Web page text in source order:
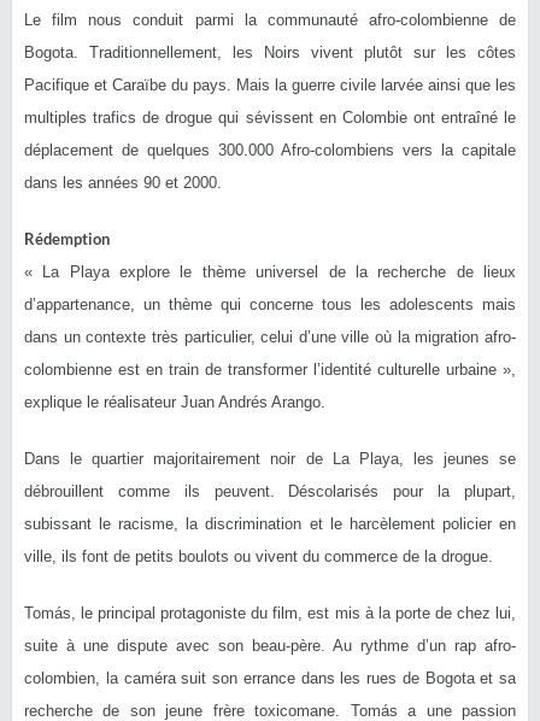
Le film nous conduit parmi la communauté afro-colombienne de
Bogota. Traditionnellement, les Noirs vivent plutôt sur les côtes
Pacifique et Caraïbe du pays. Mais la guerre civile larvée ainsi que les
multiples trafics de drogue qui sévissent en Colombie ont entraîné le
déplacement de quelques 300.000 Afro-colombiens vers la capitale
dans les années 90 et 2000.
Rédemption
« La Playa explore le thème universel de la recherche de lieux
d’appartenance, un thème qui concerne tous les adolescents mais
dans un contexte très particulier, celui d’une ville où la migration afro-
colombienne est en train de transformer l’identité culturelle urbaine »,
explique le réalisateur Juan Andrés Arango.
Dans le quartier majoritairement noir de La Playa, les jeunes se
débrouillent comme ils peuvent. Déscolarisés pour la plupart,
subissant le racisme, la discrimination et le harcèlement policier en
ville, ils font de petits boulots ou vivent du commerce de la drogue.
Tomás, le principal protagoniste du film, est mis à la porte de chez lui,
suite à une dispute avec son beau-père. Au rythme d’un rap afro-
colombien, la caméra suit son errance dans les rues de Bogota et sa
recherche de son jeune frère toxicomane. Tomás a une passion